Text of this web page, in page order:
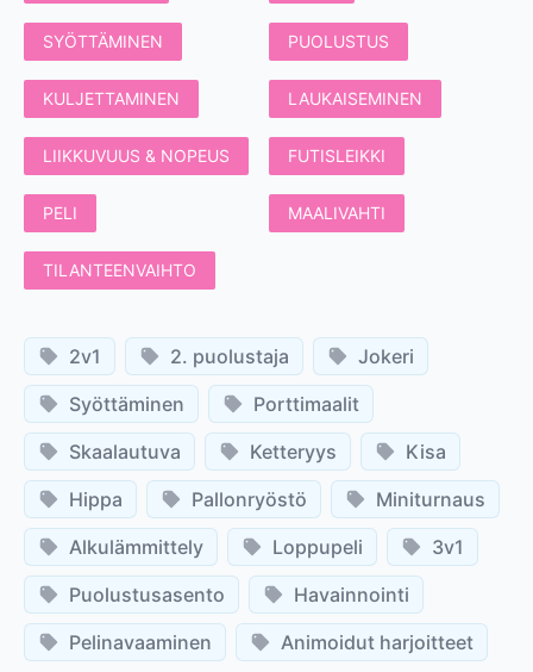
SYÖTTÄMINEN PUOLUSTUS
KULJETTAMINEN LAUKAISEMINEN
LIIKKUVUUS & NOPEUS FUTISLEIKKI
PELI MAALIVAHTI
TILANTEENVAIHTO
2v1 2. puolustaja
Jokeri
Syöttäminen
Porttimaalit
Skaalautuva
Ketteryys
Kisa
Hippa
Pallonryöstö
Miniturnaus
Alkulämmittely
Loppupeli
3v1
Puolustusasento
Havainnointi
Pelinavaaminen
Animoidut harjoitteet